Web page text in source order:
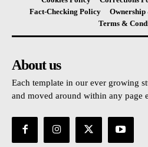
Fact-Checking Policy
Terms &
About us
Each template in our ever growing
and moved around within any page